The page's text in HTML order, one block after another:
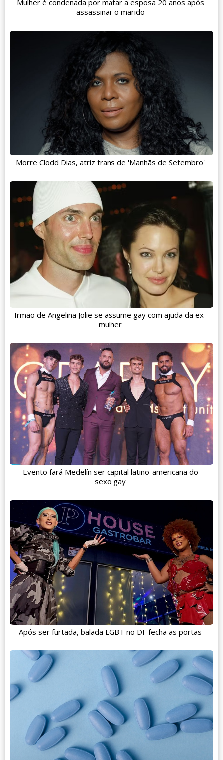
Mulher é condenada por matar a esposa 20 anos após
assassinar o marido
Morre Clodd Dias, atriz trans de 'Manhãs de Setembro'
Irmão de Angelina Jolie se assume gay com ajuda da ex-
mulher
Evento fará Medelín ser capital latino-americana do
sexo gay
Após ser furtada, balada LGBT no DF fecha as portas